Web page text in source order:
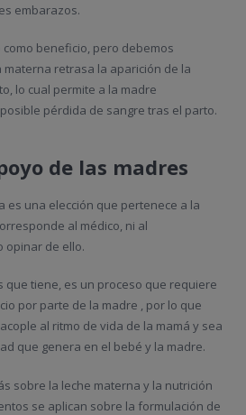
embarazos.
beneficio, pero debemos
materna retrasa la aparición de la
lo cual permite a la madre
pérdida de sangre tras el parto.
de las madres
es una elección que pertenece a la
al médico, ni al
opinar de ello.
que tiene, es un proceso que requiere
por parte de la madre , por lo que
al ritmo de vida de la mamá y sea
que genera en el bebé y la madre.
sobre la leche materna y la nutrición
se aplican sobre la formulación de